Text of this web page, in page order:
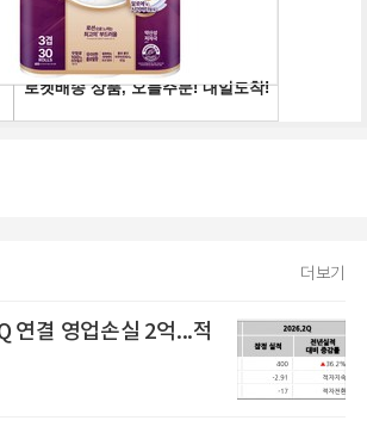
더보기
연결 영업손실 2억...적